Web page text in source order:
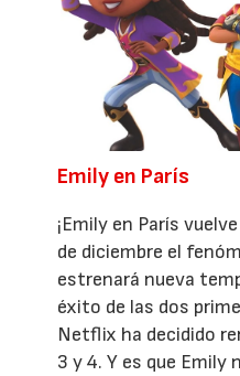
Emily en París
¡Emily en París
de diciembre el
estrenará nueva
éxito de las dos
Netflix ha decidido
3 y 4. Y es que Emily